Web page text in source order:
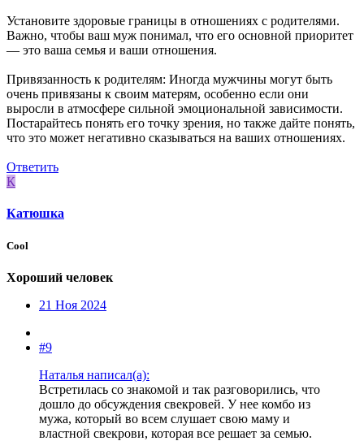
Установите здоровые границы в отношениях с родителями.
Важно, чтобы ваш муж понимал, что его основной приоритет
— это ваша семья и ваши отношения.
Привязанность к родителям: Иногда мужчины могут быть
очень привязаны к своим матерям, особенно если они
выросли в атмосфере сильной эмоциональной зависимости.
Постарайтесь понять его точку зрения, но также дайте понять,
что это может негативно сказываться на ваших отношениях.
Ответить
К
Катюшка
Cool
Хороший человек
21 Ноя 2024
#9
Наталья написал(а):
Встретилась со знакомой и так разговорились, что
дошло до обсуждения свекровей. У нее комбо из
мужа, который во всем слушает свою маму и
властной свекрови, которая все решает за семью.